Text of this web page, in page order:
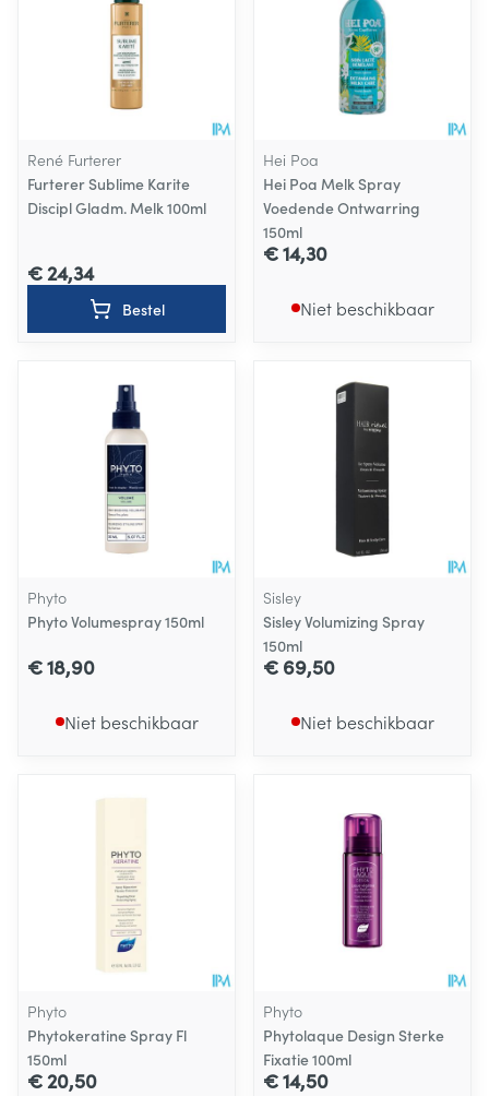
René Furterer
Furterer Sublime Karite
Discipl Gladm. Melk 100ml
€ 24,34
Bestel
Hei Poa
Hei Poa Melk Spray
Voedende Ontwarring
150ml
€ 14,30
Niet beschikbaar
Phyto
Phyto Volumespray 150ml
€ 18,90
Niet beschikbaar
Sisley
Sisley Volumizing Spray
150ml
€ 69,50
Niet beschikbaar
Phyto
Phytokeratine Spray Fl
150ml
€ 20,50
Phyto
Phytolaque Design Sterke
Fixatie 100ml
€ 14,50